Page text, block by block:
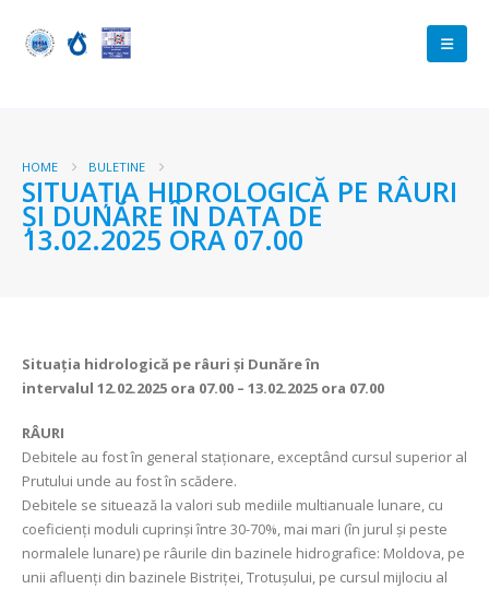
HOME BULETINE
SITUAȚIA HIDROLOGICĂ PE RÂURI
ȘI DUNĂRE ÎN DATA DE
13.02.2025 ORA 07.00
Situația hidrologică pe râuri și Dunăre în
intervalul 12.02.2025 ora 07.00 – 13.02.2025 ora 07.00
RÂURI
Debitele au fost în general staționare, exceptând cursul superior al
Prutului unde au fost în scădere.
Debitele se situează la valori sub mediile multianuale lunare, cu
coeficienți moduli cuprinși între 30-70%, mai mari (în jurul și peste
normalele lunare) pe râurile din bazinele hidrografice: Moldova, pe
unii afluenți din bazinele Bistriței, Trotușului, pe cursul mijlociu al